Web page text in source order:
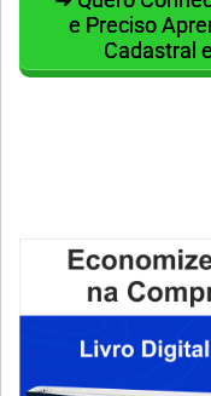
e Preciso
Cadastral